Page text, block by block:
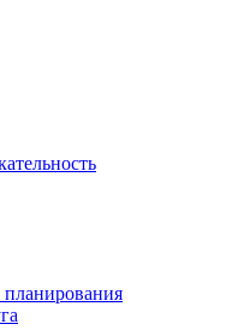
планирования